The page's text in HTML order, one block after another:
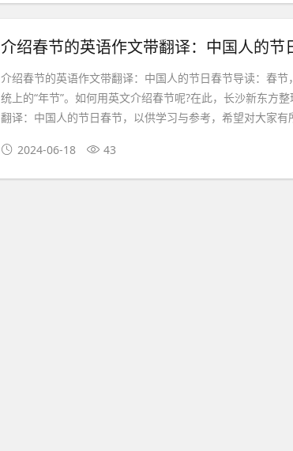
介绍春节的英语作文带翻译：中国人的节
介绍春节的英语作文带翻译：中国人的节日春节导读：春
统上的“年节”。如何用英文介绍春节呢?在此，长沙新东方
翻译：中国人的节日春节，以供学习与参考，希望对大家有
2024-06-18 43